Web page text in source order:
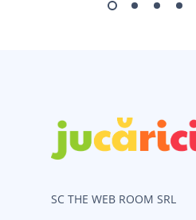
SC THE WEB ROOM SRL